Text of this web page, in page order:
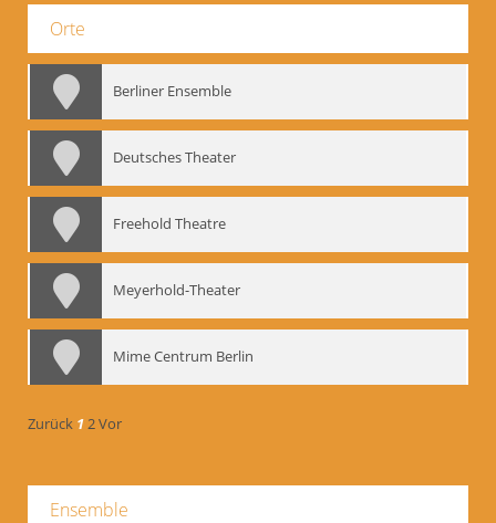
Orte
Berliner Ensemble
Deutsches Theater
Freehold Theatre
Meyerhold-Theater
Mime Centrum Berlin
Zurück 12Vor
Ensemble